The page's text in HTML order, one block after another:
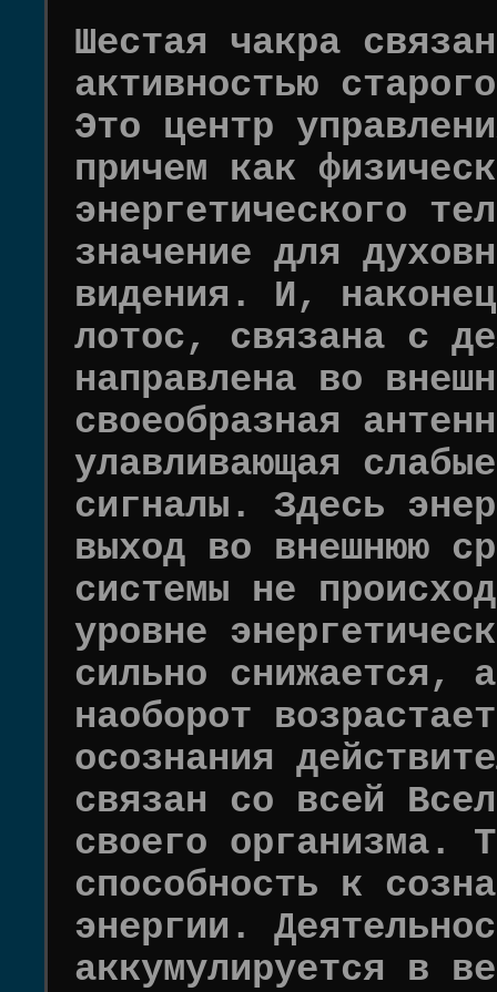
Шестая чакра
активностью
Это центр
причем как
энергетического
значение для
видения. И,
лотос, связана с
направлена во
своеобразная
улавливающая
сигналы. Здесь
выход во внешнюю
системы не
уровне
сильно снижается,
наоборот
осознания
связан со всей
своего организма.
способность к
энергии.
аккумулируется в